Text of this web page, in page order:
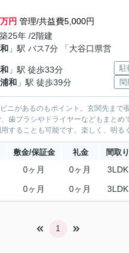
万円 管理/共益費5,000円
25年 /2階建
」駅 バス7分 「大谷口県営
」駅 徒歩33分
和 」駅 徒歩39分
駐
ニがあるのもポイント。玄関先ま
歯ブラシやドライヤーなどもまと
することも可能です。楽しく、明る
敷金/保証金 礼金 間取り
0ヶ月 0ヶ月 3LDK
0ヶ月 0ヶ月 3LDK
1